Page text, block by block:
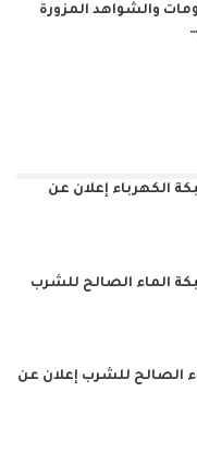
والشواهد المزورة
الكهرباء إعلان عن
الماء الصالح للشرب
الصالح للشرب إعلان عن